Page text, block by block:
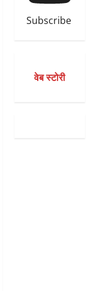
Subscribe
वेब स्टोरी